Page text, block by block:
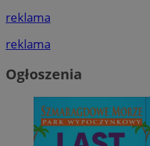
reklama
reklama
Ogłoszenia